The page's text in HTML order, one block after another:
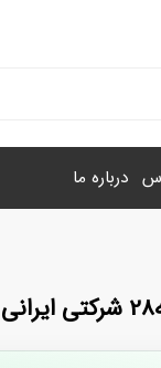
درباره ما